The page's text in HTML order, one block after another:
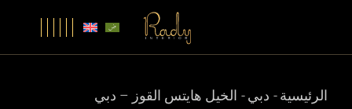
الرئيسية دبي الخيل هايتس القوز – دبي